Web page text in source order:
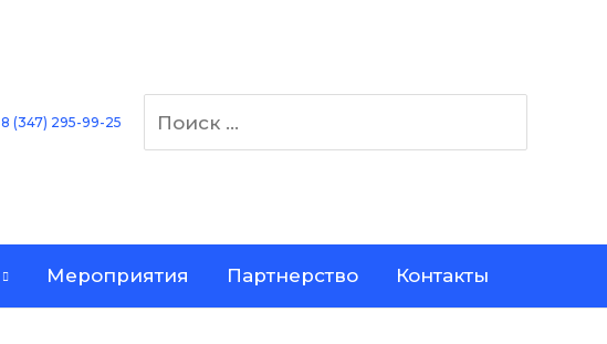
8 (347) 295-99-25
Мероприятия Партнерство Контакты